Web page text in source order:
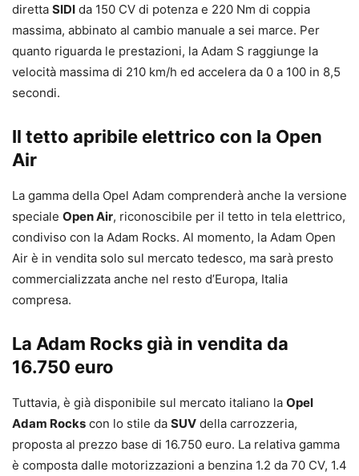
diretta SIDI da 150 CV di potenza e 220 Nm di coppia
massima, abbinato al cambio manuale a sei marce. Per
quanto riguarda le prestazioni, la Adam S raggiunge la
velocità massima di 210 km/h ed accelera da 0 a 100 in 8,5
secondi.
Il tetto apribile elettrico con la Open
Air
La gamma della Opel Adam comprenderà anche la versione
speciale Open Air, riconoscibile per il tetto in tela elettrico,
condiviso con la Adam Rocks. Al momento, la Adam Open
Air è in vendita solo sul mercato tedesco, ma sarà presto
commercializzata anche nel resto d’Europa, Italia
compresa.
La Adam Rocks già in vendita da
16.750 euro
Tuttavia, è già disponibile sul mercato italiano la Opel
Adam Rocks con lo stile da SUV della carrozzeria,
proposta al prezzo base di 16.750 euro. La relativa gamma
è composta dalle motorizzazioni a benzina 1.2 da 70 CV, 1.4